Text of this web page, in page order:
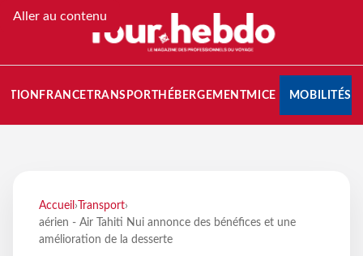
Aller au contenu
FRANCETRANSPORT HÉBERGEMENTMICE MOBILITÉS
Accueil › Transport›
aérien - Air Tahiti Nui annonce des bénéfices et une
amélioration de la desserte